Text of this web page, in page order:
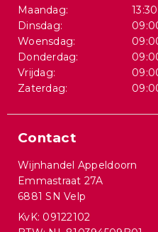
Maandag:
Dinsdag:
Woensdag:
Donderdag:
Vrijdag:
Zaterdag:
Contact
Wijnhandel Appeldoorn
Emmastraat 27A
6881 SN Velp
KvK: 09122102